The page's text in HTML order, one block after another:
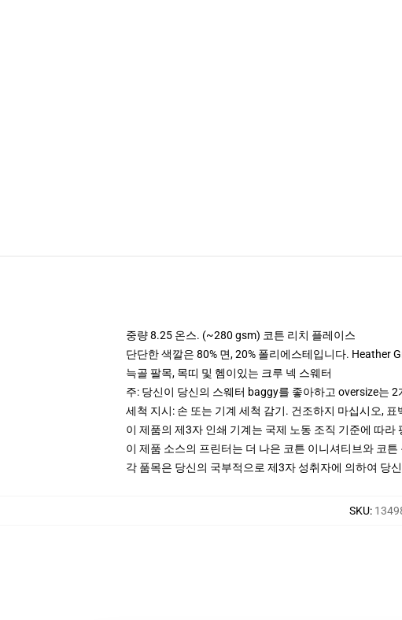
중량 8.25 온스. (~280 gsm) 코튼 리치 플레이스
단단한 색깔은 80% 면, 20% 폴리에스테입니다. Heather
늑골 팔목, 목띠 및 헴이있는 크루 넥 스웨터
주: 당신이 당신의 스웨터 baggy를 좋아하고 oversize는
세척 지시: 손 또는 기계 세척 감기. 건조하지 마십시오, 표
이 제품의 제3자 인쇄 기계는 국제 노동 조직 기준에 따라
이 제품 소스의 프린터는 더 나은 코튼 이니셔티브와 코
각 품목은 당신의 국부적으로 제3자 성취자에 의하여 당
SKU: